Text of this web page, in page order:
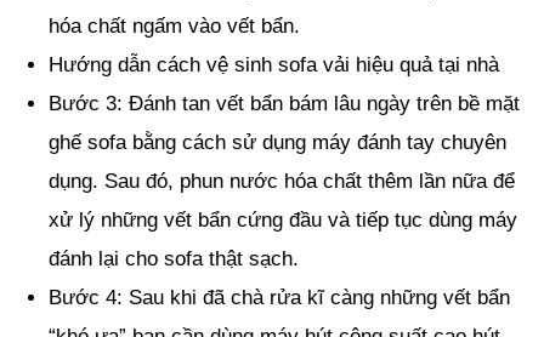
hóa chất ngấm vào vết bẩn.
Hướng dẫn cách vệ sinh sofa vải hiệu quả tại nhà
Bước 3: Đánh tan vết bẩn bám lâu ngày trên bề mặt
ghế sofa bằng cách sử dụng máy đánh tay chuyên
dụng. Sau đó, phun nước hóa chất thêm lần nữa để
xử lý những vết bẩn cứng đầu và tiếp tục dùng máy
đánh lại cho sofa thật sạch.
Bước 4: Sau khi đã chà rửa kĩ càng những vết bẩn